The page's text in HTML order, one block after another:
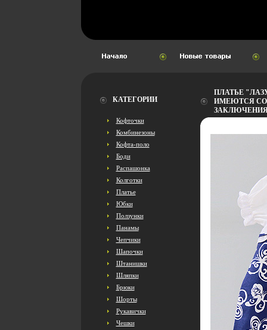
КАТЕГОРИИ
Кофточки
Комбинезоны
Кофта-поло
Боди
Распашонка
Колготки
Платье
Юбки
Ползунки
Панамы
Чепчики
Шапочки
Штанишки
Шляпки
Брюки
Шорты
Рукавички
Чешки
ПЛАТЬЕ
ИМЕЮТСЯ
ЗАКЛЮЧЕНИЯ